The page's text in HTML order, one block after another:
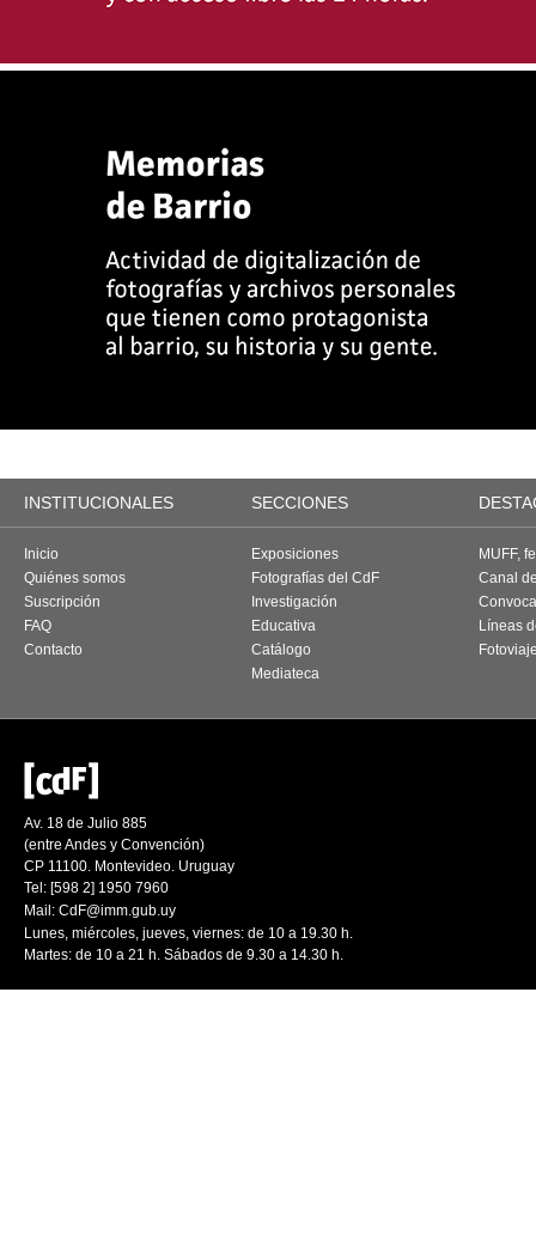
INSTITUCIONALES SECCIONES
Inicio
Quiénes somos
Suscripción
FAQ
Contacto
Exposiciones
Fotografías del CdF
Investigación
Educativa
Catálogo
Mediateca
MUFF,
Canal
Líneas
Av. 18 de Julio 885
(entre Andes y Convención)
CP 11100. Montevideo. Uruguay
Tel: [598 2] 1950 7960
Mail: CdF@imm.gub.uy
Lunes, miércoles, jueves, viernes: de 10 a 19.30 h.
Martes: de 10 a 21 h. Sábados de 9.30 a 14.30 h.